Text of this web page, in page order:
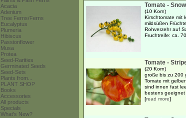
Acacia
Adenium
Tree Ferns/Ferns
Eucalyptus
Plumeria
Hibiscus
Passionflower
Musa
Protea
Seed-Rarities
Germinated Seeds
Seed-Sets
Plants from...
PLANT SHOP
Books
Accessories
All products
Specials
What's New?
Tomate -
(10 Korn)
Kirschtomate mit
mildsüßen
Rohverzehr auf
Fruchtreife: ca.
Tomate -
(20 Korn)
große bis zu 200
Tomate mit
sind innen fast
bestens geeignet
[read more]